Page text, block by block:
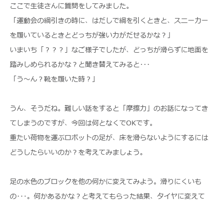
ここで生徒さんに質問をしてみました。
「運動会の綱引きの時に、はだしで綱を引くときと、スニーカー
を履いているときとどっちが強い力がだせるかな？」
いまいち「？？？」なご様子でしたが、どっちが滑らずに地面を
踏みしめられるかな？と聞き替えてみると･･･
「う～ん？靴を履いた時？」
うん、そうだね。難しい話をすると「摩擦力」のお話になってき
てしまうのですが、今回は何となくでOKです。
重たい荷物を運ぶロボットの足が、床を滑らないようにするには
どうしたらいいのか？を考えてみましょう。
足の水色のブロックを他の何かに変えてみよう。滑りにくいも
の･･･。何かあるかな？と考えてもらった結果、タイヤに変えて